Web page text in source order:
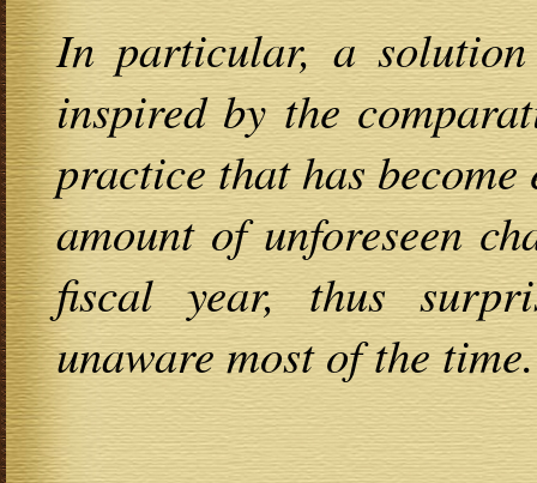
In particular, a
inspired by the
practice that has
amount of unforeseen
fiscal year, thus
unaware most of the time.